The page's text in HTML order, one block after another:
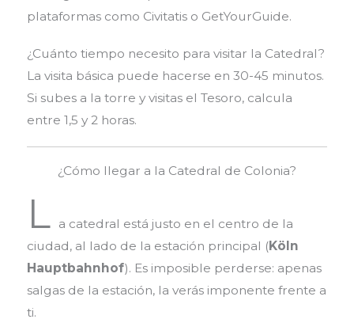
plataformas como Civitatis o GetYourGuide.
¿Cuánto tiempo necesito para visitar la Catedral?
La visita básica puede hacerse en 30-45 minutos.
Si subes a la torre y visitas el Tesoro, calcula
entre 1,5 y 2 horas.
¿Cómo llegar a la Catedral de Colonia?
L a catedral está justo en el centro de la
ciudad, al lado de la estación principal (Köln
Hauptbahnhof). Es imposible perderse: apenas
salgas de la estación, la verás imponente frente a
ti.